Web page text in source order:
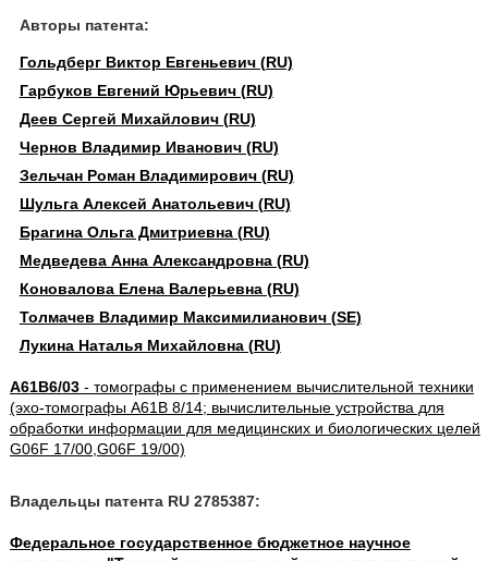
Авторы патента:
Гольдберг Виктор Евгеньевич (RU)
Гарбуков Евгений Юрьевич (RU)
Деев Сергей Михайлович (RU)
Чернов Владимир Иванович (RU)
Зельчан Роман Владимирович (RU)
Шульга Алексей Анатольевич (RU)
Брагина Ольга Дмитриевна (RU)
Медведева Анна Александровна (RU)
Коновалова Елена Валерьевна (RU)
Толмачев Владимир Максимилианович (SE)
Лукина Наталья Михайловна (RU)
A61B6/03- томографы с применением вычислительной техники
(эхо-томографы A61B 8/14; вычислительные устройства для
обработки информации для медицинских и биологических целей
G06F 17/00,G06F 19/00)
Владельцы патента RU 2785387:
Федеральное государственное бюджетное научное